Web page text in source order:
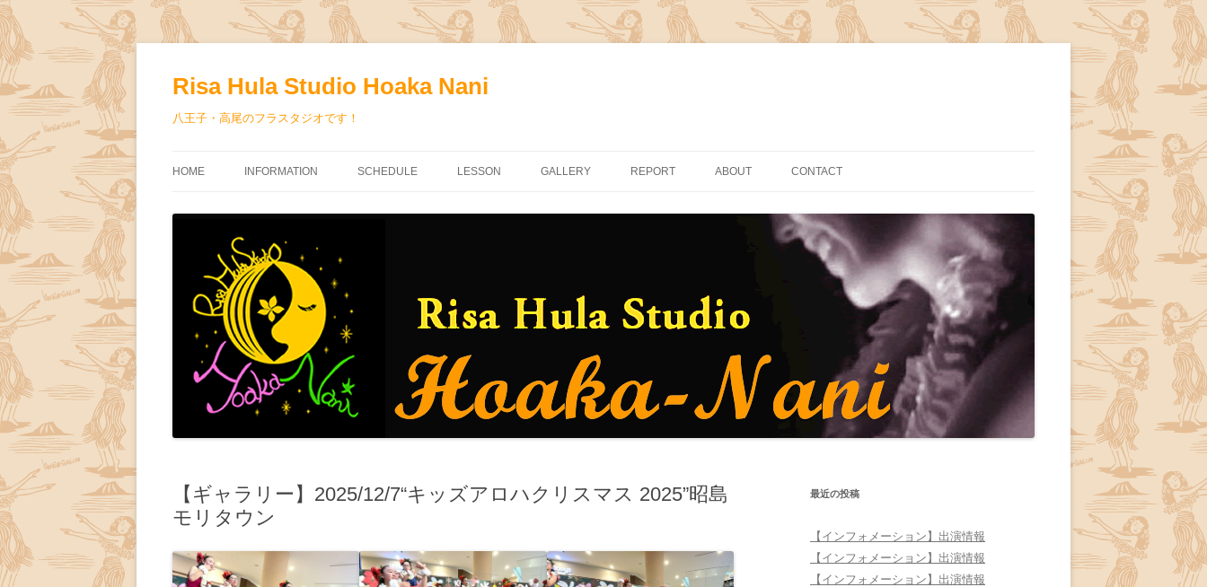
ン
ツ
へ
ス
Risa Hula Studio Hoaka Nani
八王子・高尾のフラスタジオです！
HOME INFORMATION SCHEDULE LESSON GALLERY REPORT ABOUT CONTACT
【ギャラリー】2025/12/7“キッズアロハクリスマス 2025”昭島
モリタウン
最近の投稿
【インフォメーション】出演情報
【インフォメーション】出演情報
【インフォメーション】出演情報